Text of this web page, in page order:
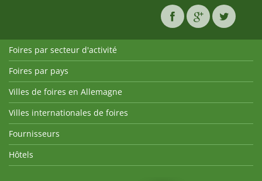
Foires par secteur d'activité
Foires par pays
Villes de foires en Allemagne
Villes internationales de foires
Fournisseurs
Hôtels